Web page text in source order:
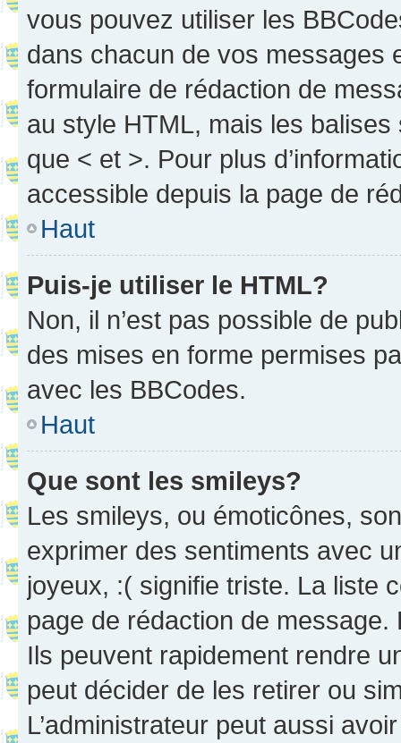
vous pouvez utiliser les
dans chacun de vos messages
formulaire de rédaction de
au style HTML, mais les
que < et >. Pour plus
accessible depuis la page de
Haut
Puis-je utiliser le HTML?
Non, il n’est pas possible de
des mises en forme permises
avec les BBCodes.
Haut
Que sont les smileys?
Les smileys, ou émoticônes,
exprimer des sentiments avec
joyeux, :( signifie triste. La liste
page de rédaction de
Ils peuvent rapidement rendre
peut décider de les retirer ou
L’administrateur peut aussi